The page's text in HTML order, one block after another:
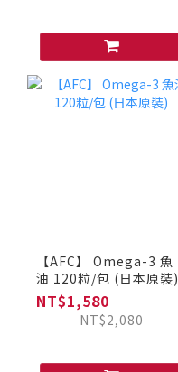
【AFC】 Omega-3 魚
油 120粒/包 (日本原裝)
NT$1,580
NT$2,080